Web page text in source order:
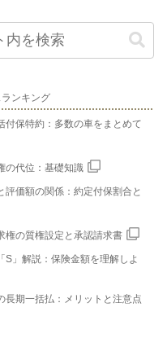
ンキング
付保特約：多数の車をまとめて
の代位：基礎知識
評価額の関係：約定付保割合と
権の質権設定と承認請求書
S」解説：保険金額を理解しよ
長期一括払：メリットと注意点